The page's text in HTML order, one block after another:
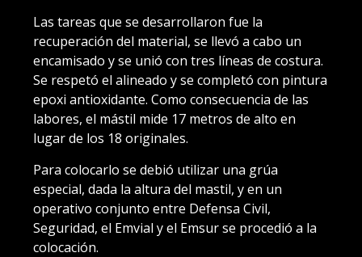
Las tareas que se desarrollaron fue la
recuperación del material, se llevó a cabo un
encamisado y se unió con tres líneas de costura.
Se respetó el alineado y se completó con pintura
epoxi antioxidante. Como consecuencia de las
labores, el mástil mide 17 metros de alto en
lugar de los 18 originales.
Para colocarlo se debió utilizar una grúa
especial, dada la altura del mastil, y en un
operativo conjunto entre Defensa Civil,
Seguridad, el Emvial y el Emsur se procedió a la
colocación.